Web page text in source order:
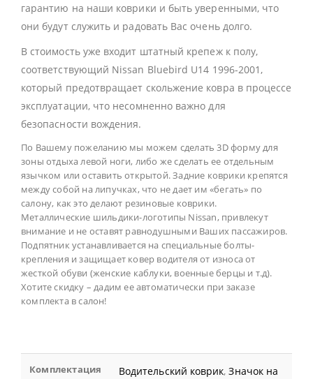
гарантию на наши коврики и быть уверенными, что
они будут служить и радовать Вас очень долго.
В стоимость уже входит штатный крепеж к полу,
соответствующий Nissan Bluebird U14 1996-2001,
который предотвращает скольжение ковра в процессе
эксплуатации, что несомненно важно для
безопасности вождения.
По Вашему пожеланию мы можем сделать 3D форму для
зоны отдыха левой ноги, либо же сделать ее отдельным
язычком или оставить открытой. Задние коврики крепятся
между собой на липучках, что не дает им «бегать» по
салону, как это делают резиновые коврики.
Металлические шильдики-логотипы Nissan, привлекут
внимание и не оставят равнодушными Ваших пассажиров.
Подпятник устанавливается на специальные болты-
крепления и защищает ковер водителя от износа от
жесткой обуви (женские каблуки, военные берцы и т.д).
Хотите скидку – дадим ее автоматически при заказе
комплекта в салон!
Комплектация Водительский коврик,Значок на